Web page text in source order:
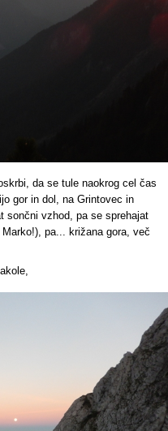
da se tule naokrog cel čas
gor in dol, na Grintovec in
sončni vzhod, pa se sprehajat
pa... križana gora, več